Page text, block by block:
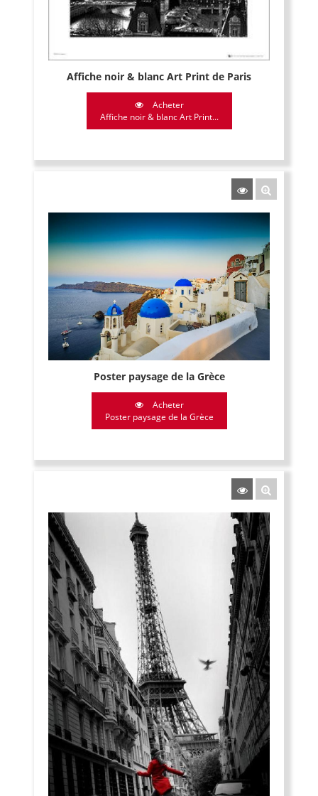
Affiche noir & blanc Art Print de Paris
Acheter
Affiche noir & blanc Art Print...
Poster paysage de la Grèce
Acheter
Poster paysage de la Grèce